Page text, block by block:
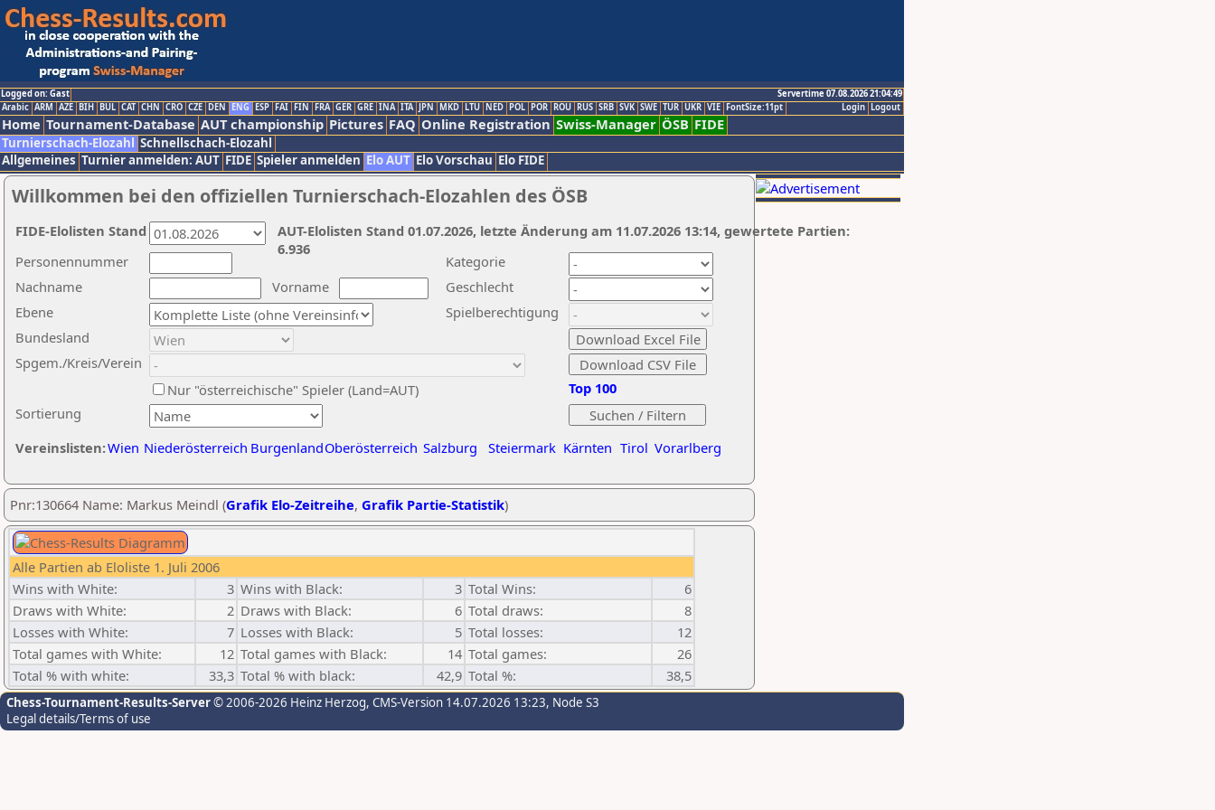
Logged on: Gast
Servertime 07.08.2026 21:04:49
Logout
Login
Arabic ARM AZE BIH BUL CAT CHN CRO CZE DEN ENG ESP FAI FIN FRA GER GRE INA ITA JPN MKD LTU NED POL POR ROU RUS SRB SVK SWE TUR UKR VIE FontSize:11pt
Home Tournament-Database AUT championship Pictures FAQ Online Registration Swiss-Manager ÖSB FIDE
Turnierschach-Elozahl Schnellschach-Elozahl
Allgemeines Turnier anmelden: AUT FIDE Spieler anmelden Elo AUT Elo Vorschau Elo FIDE
Willkommen bei den offiziellen Turnierschach-Elozahlen des ÖSB
Nachname
Vorname
Ebene
Kategorie
Sortierung
Personennummer
Bundesland
Spgem./Kreis/Verein
Geschlecht
Nur "österreichische" Spieler (Land=AUT)
Spielberechtigung
Vereinslisten:Wien Niederösterreich BurgenlandOberösterreich Salzburg Steiermark Kärnten Tirol Vorarlberg
Top 100
AUT-Elolisten Stand 01.07.2026, letzte Änderung am 11.07.2026 13:14, gewertete Partien:
6.936
FIDE-Elolisten Stand
Pnr:130664 Name: Markus Meindl (Grafik Elo-Zeitreihe, Grafik Partie-Statistik)
Alle Partien ab Eloliste 1. Juli 2006
Wins with White:
3 Wins with Black: 3 Total Wins:
6
Draws with White:
2 Draws with Black: 6 Total draws:
8
Losses with White:
7 Losses with Black: 5 Total losses:
12
Total games with White:
12 Total games with Black: 14 Total games:
26
Total % with white:
33,3 Total % with black: 42,9 Total %: 38,5
Chess-Tournament-Results-Server© 2006-2026 Heinz Herzog, CMS-Version 14.07.2026 13:23, Node S3
Legal details/Terms of use